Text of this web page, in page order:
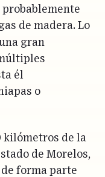
de madera. Lo
gran
él
o
kilómetros de la
de Morelos,
forma parte